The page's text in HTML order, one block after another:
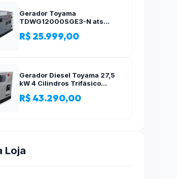
Gerador Toyama
TDWG12000SGE3-N ats
R$ 25.999,00
Gerador Diesel Toyama 27,5
kW 4 Cilindros Trifásico
R$ 43.290,00
Loja